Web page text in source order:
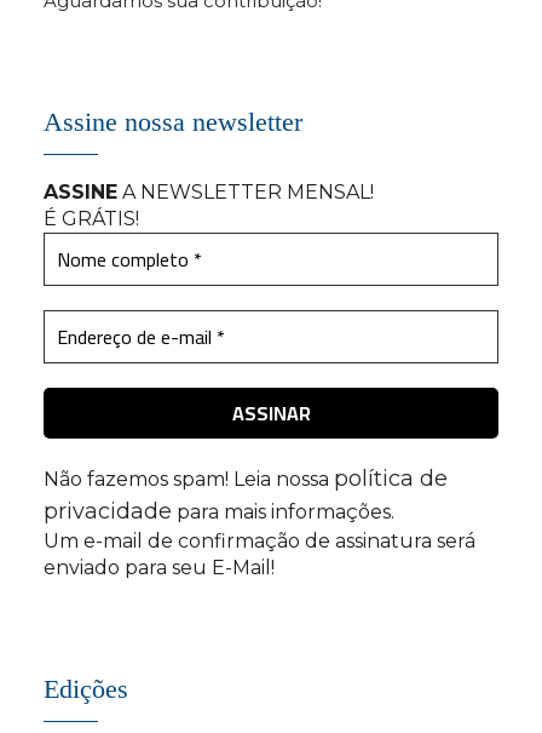
Assine nossa newsletter
ASSINE A NEWSLETTER MENSAL!
É GRÁTIS!
Não fazemos spam! Leia nossa política de
privacidade para mais informações.
Um e-mail de confirmação de assinatura será
enviado para seu E-Mail!
Edições